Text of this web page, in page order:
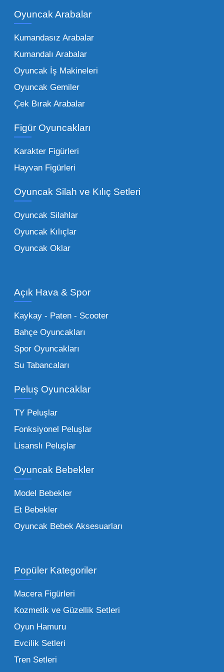
kadar zengindir. Bir mağazanın veya eğitim
çeşitliliği ile doğru orantılıdır. İşte Mega
Oyuncak bünyesinde öne çıkan ve en çok
tercih edilen kategorilerimiz:
Peluş Oyuncaklar:
vazgeçilmezi olan yumuşak dokulu sevilen
seçeneklerimizi keşfederek koleksiyonunuza
en sevilen karakterleri ekleyebilirsiniz.
Eğitici Setler:
tarafından tercih edilentoptan eğitici
ebeveynlerin son yıllarda en çok satın aldığı
ürün grupları arasında yer almaktadır.
Oyuncak Araçlar:
stok imkanımızla sunulmaktadır.
Küçük Oyuncaklar:
sağlayan toptan küçük oyuncaklar, bakkallar,
Bu kategorideki küçük oyuncaklar toptan
alımlarda çok düşük maliyetlerle yüksek
adetli stok yapmanıza olanak tanır. Özellikle
sürpriz paketler ve figürler, çocukların
harçlıklarıyla kolayca alabildiği ürünlerdir.
Çocuk Oyuncakları Toptan Seçenekleri:
Bebeklik döneminden ergenliğe kadar geniş
toptan tedariği yaparken, piyasadaki en son
figürlerden geleneksel oyun setlerine kadar
her şeyi portföyümüzde bulabilirsiniz.
İşletmeler için toptan oyuncak satış ve alımı
şüphesiz ki birim maliyetin düşmesidir.
Oyuncak toptan kanalına geçildiğinde,
perakende satış fiyatı ile alış fiyatı arasındaki
makas açılır ve bu da ciddi kâr marjları elde
edilmesini sağlar. Toplu alımlarda uygulanan
Oyuncak Arabalar
Kumandasız Arabalar
Kumandalı Arabalar
Oyuncak İş Makineleri
Oyuncak Gemiler
Çek Bırak Arabalar
Figür Oyuncakları
Karakter Figürleri
Hayvan Figürleri
Oyuncak Silah ve Kılıç Setleri
Oyuncak Silahlar
Oyuncak Kılıçlar
Oyuncak Oklar
Açık Hava & Spor
Kaykay - Paten - Scooter
Bahçe Oyuncakları
Spor Oyuncakları
Su Tabancaları
Peluş Oyuncaklar
TY Peluşlar
Fonksiyonel Peluşlar
Lisanslı Peluşlar
Oyuncak Bebekler
Model Bebekler
Et Bebekler
Oyuncak Bebek Aksesuarları
Popüler Kategoriler
Macera Figürleri
Kozmetik ve Güzellik Setleri
Oyun Hamuru
Evcilik Setleri
Tren Setleri